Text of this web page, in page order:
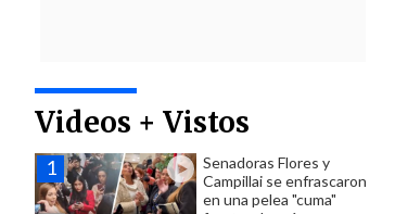
Videos + Vistos
Senadoras Flores y
Campillai se enfrascaron
en una pelea "cuma"